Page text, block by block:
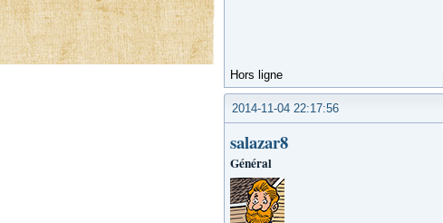
Hors ligne
2014-11-04 22:17:56
salazar8
Général